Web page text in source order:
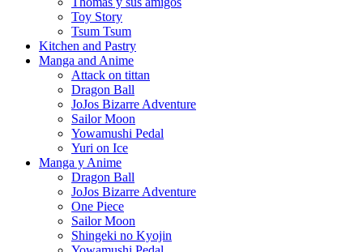
Toy Story
Tsum Tsum
Kitchen and Pastry
Manga and Anime
Attack on tittan
Dragon Ball
JoJos Bizarre Adventure
Sailor Moon
Yowamushi Pedal
Yuri on Ice
Manga y Anime
Dragon Ball
JoJos Bizarre Adventure
One Piece
Sailor Moon
Shingeki no Kyojin